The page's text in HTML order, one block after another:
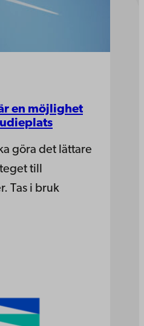
en möjlighet
göra det lättare
till
Tas i bruk